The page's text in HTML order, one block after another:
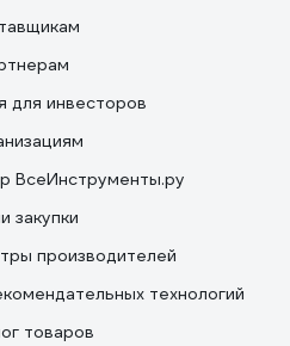
для инвесторов
ВсеИнструменты.ру
закупки
производителей
технологий
товаров